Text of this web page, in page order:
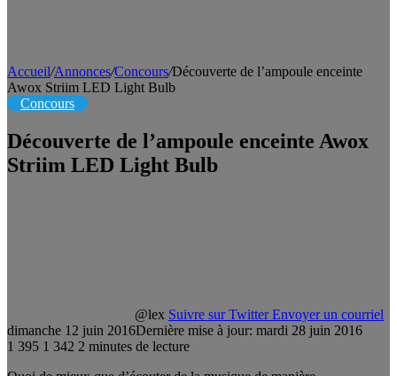
Accueil/Annonces/Concours/Découverte de l’ampoule enceinte
Awox Striim LED Light Bulb
Concours
Découverte de l’ampoule enceinte Awox
Striim LED Light Bulb
@lex Suivre sur Twitter Envoyer un courriel
dimanche 12 juin 2016Dernière mise à jour: mardi 28 juin 2016
1 395 1 342 2 minutes de lecture